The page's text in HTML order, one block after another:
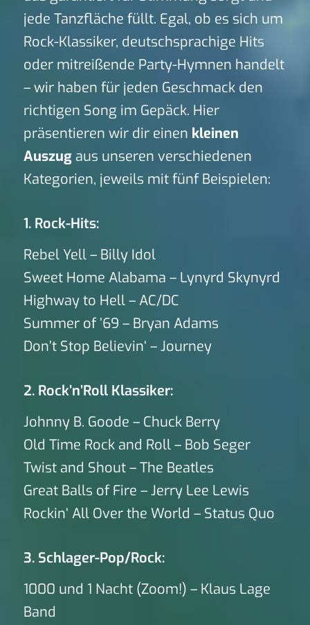
jede Tanzfläche füllt. Egal, ob es sich um
Rock-Klassiker, deutschsprachige Hits
oder mitreißende Party-Hymnen handelt
– wir haben für jeden Geschmack den
richtigen Song im Gepäck. Hier
präsentieren wir dir einen kleinen
Auszugaus unseren verschiedenen
Kategorien, jeweils mit fünf Beispielen:
1. Rock-Hits:
Rebel Yell – Billy Idol
Sweet Home Alabama – Lynyrd Skynyrd
Highway to Hell – AC/DC
Summer of ’69 – Bryan Adams
Don’t Stop Believin‘ – Journey
2. Rock’n’Roll Klassiker:
Johnny B. Goode – Chuck Berry
Old Time Rock and Roll – Bob Seger
Twist and Shout – The Beatles
Great Balls of Fire – Jerry Lee Lewis
Rockin‘ All Over the World – Status Quo
3. Schlager-Pop/Rock:
1000 und 1 Nacht (Zoom!) – Klaus Lage
Band